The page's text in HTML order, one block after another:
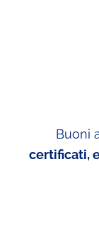
Buoni
certificati,